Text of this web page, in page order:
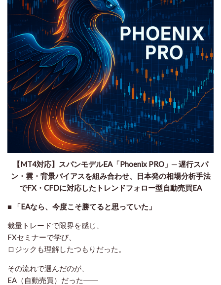
【MT4対応】スパンモデルEA「Phoenix PRO」─ 遅行スパ
ン・雲・背景バイアスを組み合わせ、日本発の相場分析手法
でFX・CFDに対応したトレンドフォロー型自動売買EA
■ 「EAなら、今度こそ勝てると思っていた」
裁量トレードで限界を感じ、
FXセミナーで学び、
ロジックも理解したつもりだった。
その流れで選んだのが、
EA（自動売買）だった――